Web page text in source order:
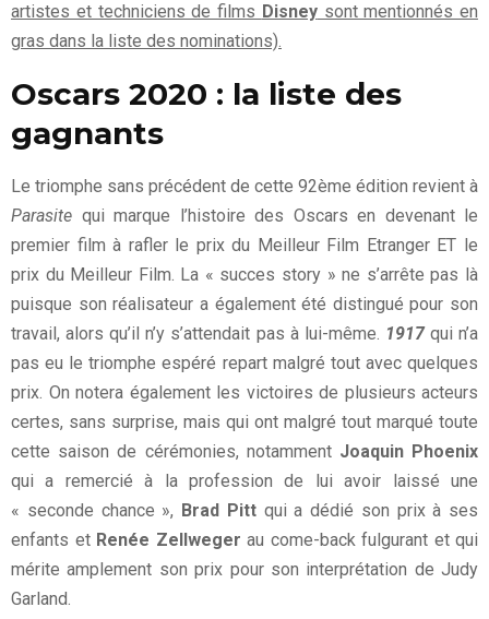
artistes et techniciens de films Disneysont mentionnés en
gras dans la liste des nominations).
Oscars 2020 : la liste des
gagnants
Le triomphe sans précédent de cette 92ème édition revient à
Parasite qui marque l’histoire des Oscars en devenant le
premier film à rafler le prix du Meilleur Film Etranger ET le
prix du Meilleur Film. La « succes story » ne s’arrête pas là
puisque son réalisateur a également été distingué pour son
travail, alors qu’il n’y s’attendait pas à lui-même. 1917 qui n’a
pas eu le triomphe espéré repart malgré tout avec quelques
prix. On notera également les victoires de plusieurs acteurs
certes, sans surprise, mais qui ont malgré tout marqué toute
cette saison de cérémonies, notamment Joaquin Phoenix
qui a remercié à la profession de lui avoir laissé une
« seconde chance », Brad Pittqui a dédié son prix à ses
enfants et Renée Zellweger au come-back fulgurant et qui
mérite amplement son prix pour son interprétation de Judy
Garland.